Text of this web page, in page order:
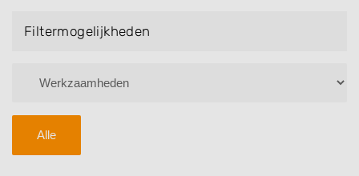
Filtermogelijkheden
Alle